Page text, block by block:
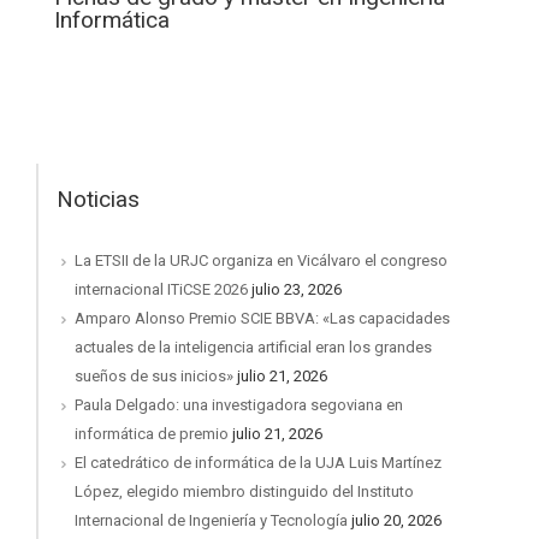
Informática
Noticias
La ETSII de la URJC organiza en Vicálvaro el congreso
internacional ITiCSE 2026 julio 23, 2026
Amparo Alonso Premio SCIE BBVA: «Las capacidades
actuales de la inteligencia artificial eran los grandes
sueños de sus inicios» julio 21, 2026
Paula Delgado: una investigadora segoviana en
informática de premio julio 21, 2026
El catedrático de informática de la UJA Luis Martínez
López, elegido miembro distinguido del Instituto
Internacional de Ingeniería y Tecnología julio 20, 2026